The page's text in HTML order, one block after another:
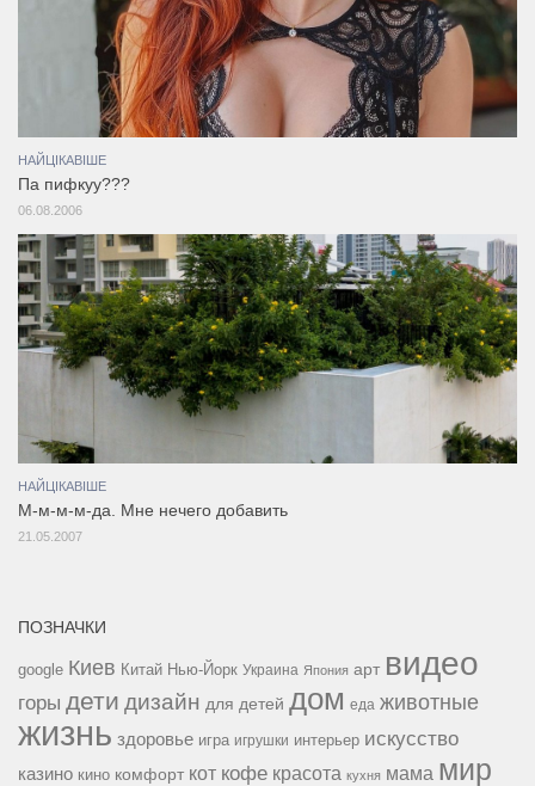
НАЙЦІКАВІШЕ
Па пифкуу???
06.08.2006
НАЙЦІКАВІШЕ
М-м-м-м-да. Мне нечего добавить
21.05.2007
ПОЗНАЧКИ
google Киев Китай Нью-Йорк Украина Япония арт видео
горы дети дизайн для детей дом еда животные
жизнь здоровье игра игрушки интерьер искусство
казино кино комфорт кот кофе красота кухня мама мир